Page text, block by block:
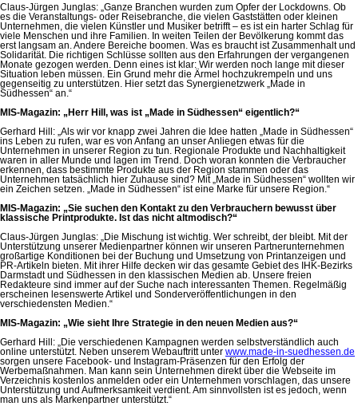
Claus-Jürgen Junglas: „Ganze Branchen wurden zum Opfer der Lockdowns. Ob
es die Veranstaltungs- oder Reisebranche, die vielen Gaststätten oder kleinen
Unternehmen, die vielen Künstler und Musiker betrifft – es ist ein harter Schlag für
viele Menschen und ihre Familien. In weiten Teilen der Bevölkerung kommt das
erst langsam an. Andere Bereiche boomen. Was es braucht ist Zusammenhalt und
Solidarität. Die richtigen Schlüsse sollten aus den Erfahrungen der vergangenen
Monate gezogen werden. Denn eines ist klar: Wir werden noch lange mit dieser
Situation leben müssen. Ein Grund mehr die Ärmel hochzukrempeln und uns
gegenseitig zu unterstützen. Hier setzt das Synergienetzwerk „Made in
Südhessen“ an.“
MIS-Magazin: „Herr Hill, was ist „Made in Südhessen“ eigentlich?“
Gerhard Hill: „Als wir vor knapp zwei Jahren die Idee hatten „Made in Südhessen“
ins Leben zu rufen, war es von Anfang an unser Anliegen etwas für die
Unternehmen in unserer Region zu tun. Regionale Produkte und Nachhaltigkeit
waren in aller Munde und lagen im Trend. Doch woran konnten die Verbraucher
erkennen, dass bestimmte Produkte aus der Region stammen oder das
Unternehmen tatsächlich hier Zuhause sind? Mit „Made in Südhessen“ wollten wir
ein Zeichen setzen. „Made in Südhessen“ ist eine Marke für unsere Region.“
MIS-Magazin: „Sie suchen den Kontakt zu den Verbrauchern bewusst über
klassische Printprodukte. Ist das nicht altmodisch?“
Claus-Jürgen Junglas: „Die Mischung ist wichtig. Wer schreibt, der bleibt. Mit der
Unterstützung unserer Medienpartner können wir unseren Partnerunternehmen
großartige Konditionen bei der Buchung und Umsetzung von Printanzeigen und
PR-Artikeln bieten. Mit ihrer Hilfe decken wir das gesamte Gebiet des IHK-Bezirks
Darmstadt und Südhessen in den klassischen Medien ab. Unsere freien
Redakteure sind immer auf der Suche nach interessanten Themen. Regelmäßig
erscheinen lesenswerte Artikel und Sonderveröffentlichungen in den
verschiedensten Medien.“
MIS-Magazin: „Wie sieht Ihre Strategie in den neuen Medien aus?“
Gerhard Hill: „Die verschiedenen Kampagnen werden selbstverständlich auch
online unterstützt. Neben unserem Webauftritt unter www.made-in-suedhessen.de
sorgen unsere Facebook- und Instagram-Präsenzen für den Erfolg der
Werbemaßnahmen. Man kann sein Unternehmen direkt über die Webseite im
Verzeichnis kostenlos anmelden oder ein Unternehmen vorschlagen, das unsere
Unterstützung und Aufmerksamkeit verdient. Am sinnvollsten ist es jedoch, wenn
man uns als Markenpartner unterstützt.“